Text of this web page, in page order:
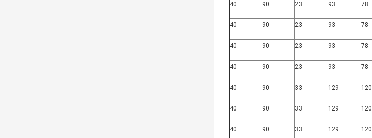
40 90 23 93 78
40 90 23 93 78
40 90 23 93 78
40 90 23 93 78
40 90 33 129 120
40 90 33 129 120
40 90 33 129 120